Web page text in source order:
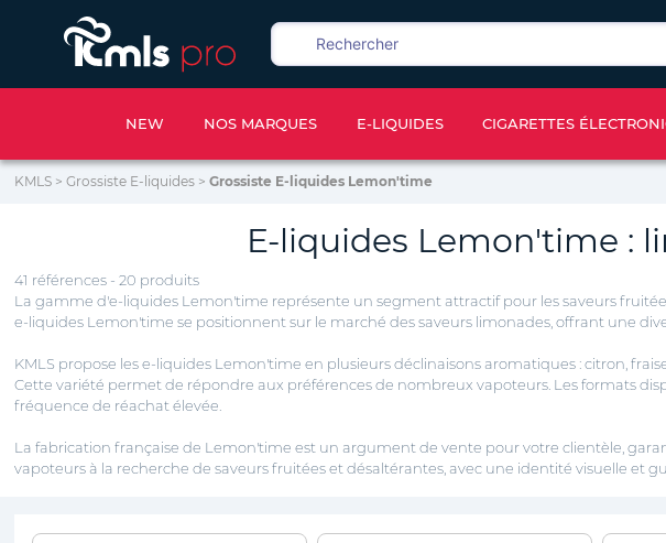
NEW NOS MARQUES E-LIQUIDES CIGARETTES
KMLS > Grossiste E-liquides > Grossiste E-liquides Lemon'time
E-liquides Lemon'time :
41 références - 20 produits
La gamme d'e-liquides Lemon'time représente un segment attractif pour les saveurs
e-liquides Lemon'time se positionnent sur le marché des saveurs limonades, offrant une
KMLS propose les e-liquides Lemon'time en plusieurs déclinaisons aromatiques : citron,
Cette variété permet de répondre aux préférences de nombreux vapoteurs. Les formats
fréquence de réachat élevée.
La fabrication française de Lemon'time est un argument de vente pour votre clientèle,
vapoteurs à la recherche de saveurs fruitées et désaltérantes, avec une identité visuelle et